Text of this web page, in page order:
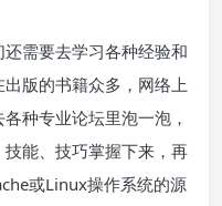
需要去学习各种经验和
版的书籍众多，网络上
种专业论坛里泡一泡，
能、技巧掌握下来，再
或Linux操作系统的源